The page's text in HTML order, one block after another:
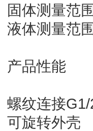
固体测量范
液体测量范
产品性能
螺纹连接
可旋转外壳